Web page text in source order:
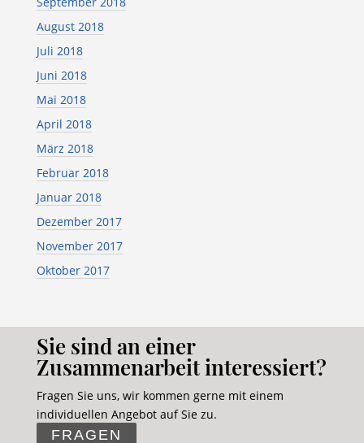
August 2018
Juli 2018
Juni 2018
Mai 2018
April 2018
März 2018
Februar 2018
Januar 2018
Dezember 2017
November 2017
Oktober 2017
Sie sind an einer
Zusammenarbeit interessiert?
Fragen Sie uns, wir kommen gerne mit einem
individuellen Angebot auf Sie zu.
FRAGEN